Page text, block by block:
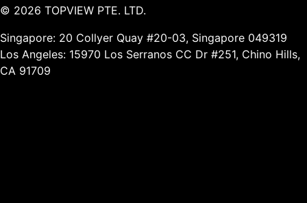
© 2026 TOPVIEW PTE. LTD.
Singapore: 20 Collyer Quay #20-03, Singapore 049319
Los Angeles: 15970 Los Serranos CC Dr #251, Chino Hills,
CA 91709